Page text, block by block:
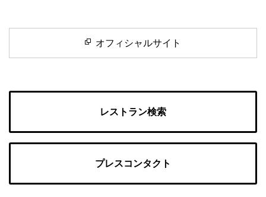
オフィシャルサイト
レストラン検索
プレスコンタクト